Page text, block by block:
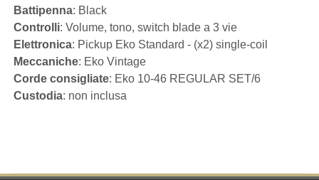
Battipenna: Black
Controlli: Volume, tono, switch blade a 3 vie
Elettronica: Pickup Eko Standard - (x2) single-coil
Meccaniche: Eko Vintage
Corde consigliate: Eko 10-46 REGULAR SET/6
Custodia: non inclusa